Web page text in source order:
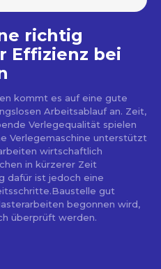
richtig
Effizienz bei
kommt es auf eine gute
Arbeitsablauf an. Zeit,
Verlegequalität spielen
Verlegemaschine unterstützt
wirtschaftlich
in kürzerer Zeit
dafür ist jedoch eine
gut
begonnen wird,
überprüft werden.